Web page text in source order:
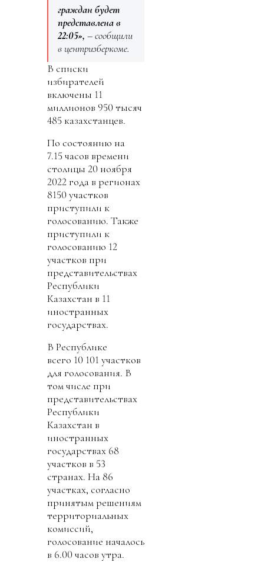
граждан будет
представлена в
22:05», – сообщили
в центризберкоме.
В списки
избирателей
включены 11
миллионов 950 тысяч
485 казахстанцев.
По состоянию на
7.15 часов времени
столицы 20 ноября
2022 года в регионах
8150 участков
приступили к
голосованию. Также
приступили к
голосованию 12
участков при
представительствах
Республики
Казахстан в 11
иностранных
государствах.
В Республике
всего 10 101 участков
для голосования. В
том числе при
представительствах
Республики
Казахстан в
иностранных
государствах 68
участков в 53
странах. На 86
участках, согласно
принятым решениям
территориальных
комиссий,
голосование началось
в 6.00 часов утра.